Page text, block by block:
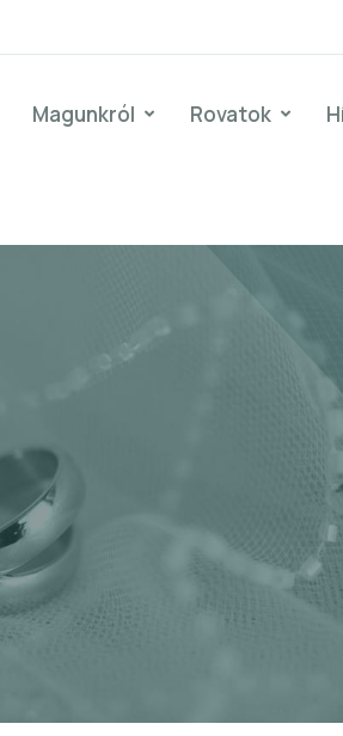
Magunkról Rovatok